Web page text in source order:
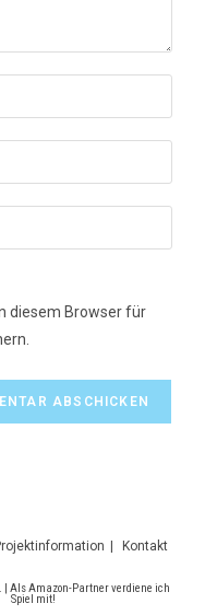
diesem Browser für
Kontakt
| Als Amazon-Partner verdiene ich
Spiel mit!